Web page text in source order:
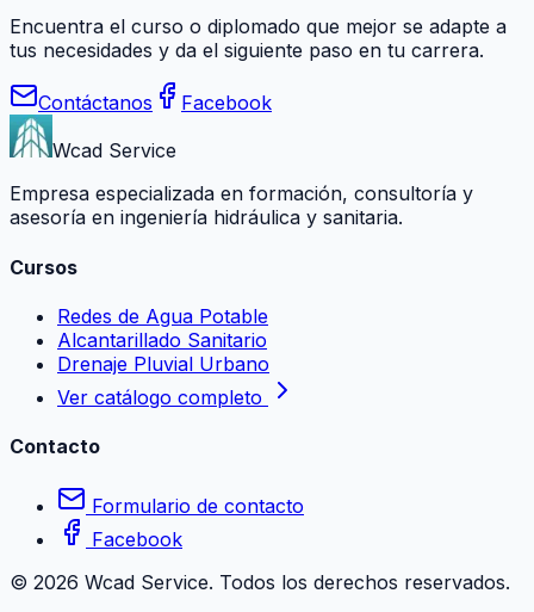
Encuentra el curso o diplomado que mejor se adapte a
tus necesidades y da el siguiente paso en tu carrera.
Contáctanos
Facebook
Wcad Service
Empresa especializada en formación, consultoría y
asesoría en ingeniería hidráulica y sanitaria.
Cursos
Redes de Agua Potable
Alcantarillado Sanitario
Drenaje Pluvial Urbano
Ver catálogo completo
Contacto
Formulario de contacto
Facebook
© 2026 Wcad Service. Todos los derechos reservados.